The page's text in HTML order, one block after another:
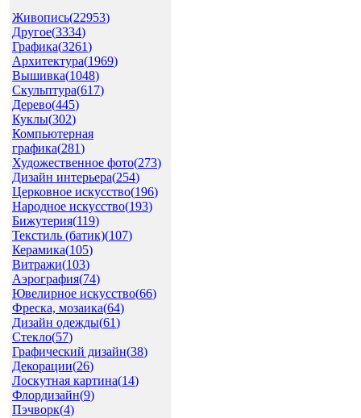
Живопись(22953)
Другое(3334)
Графика(3261)
Архитектура(1969)
Вышивка(1048)
Скульптура(617)
Дерево(445)
Куклы(302)
Компьютерная
графика(281)
Художественное фото(273)
Дизайн интерьера(254)
Церковное искусство(196)
Народное искусство(193)
Бижутерия(119)
Текстиль (батик)(107)
Керамика(105)
Витражи(103)
Аэрография(74)
Ювелирное искусство(66)
Фреска, мозаика(64)
Дизайн одежды(61)
Стекло(57)
Графический дизайн(38)
Декорации(26)
Лоскутная картина(14)
Флордизайн(9)
Пэчворк(4)